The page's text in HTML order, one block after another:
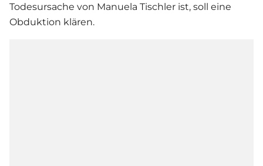
Todesursache von Manuela Tischler ist, soll eine
Obduktion klären.